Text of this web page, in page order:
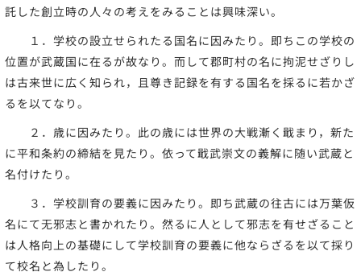
託した創立時の人々の考えをみることは興味深い。
１．学校の設立せられたる国名に因みたり。即ちこの学校の
位置が武蔵国に在るが故なり。而して郡町村の名に拘泥せざりし
は古来世に広く知られ，且尊き記録を有する国名を採るに若かざ
るを以てなり。
２．歳に因みたり。此の歳には世界の大戦漸く戢まり，新た
に平和条約の締結を見たり。依って戢武崇文の義解に随い武蔵と
名付けたり。
３．学校訓育の要義に因みたり。即ち武蔵の往古には万葉仮
名にて无邪志と書かれたり。然るに人として邪志を有せざること
は人格向上の基礎にして学校訓育の要義に他ならざるを以て採り
て校名と為したり。